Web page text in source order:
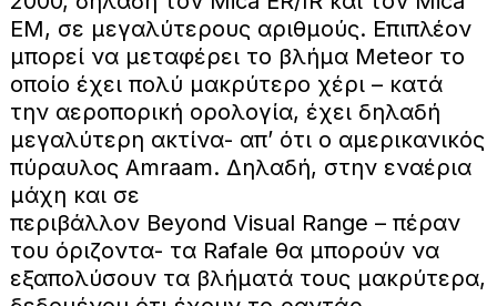
EM, σε μεγαλύτερους αριθμούς. Επιπλέον
μπορεί να μεταφέρει το βλήμα Meteor το
οποίο έχει πολύ μακρύτερο χέρι – κατά
την αεροπορική ορολογία, έχει δηλαδή
μεγαλύτερη ακτίνα- απ’ ότι ο αμερικανικός
πύραυλος Amraam. Δηλαδή, στην εναέρια
μάχη και σε
περιβάλλον Beyond Visual Range – πέραν
του όριζοντα- τα Rafale θα μπορούν να
εξαπολύσουν τα βλήματά τους μακρύτερα,